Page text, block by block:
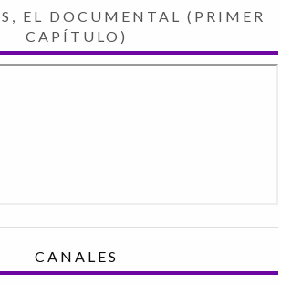
EL DOCUMENTAL (PRIMER
CAPÍTULO)
CANALES